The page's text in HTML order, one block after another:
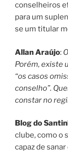
conselheiros
para um
se um titular
Allan Araújo:
Porém, existe
“os casos
conselho”.
constar no
Blog do
clube, como o
capaz de